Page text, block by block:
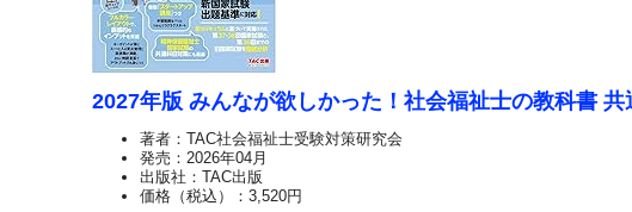
2027年版 みんなが欲しかった！社会福祉士の教科書 共
著者：TAC社会福祉士受験対策研究会
発売：2026年04月
出版社：TAC出版
価格（税込）：3,520円